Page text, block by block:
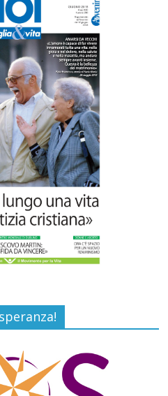
un santo che canta la bellezza
2026 Commenti disabilitati